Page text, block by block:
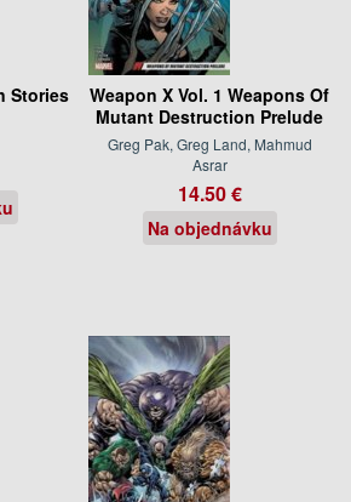
Stories
Weapon X Vol. 1 Weapons Of
Mutant Destruction Prelude
Greg Pak, Greg Land, Mahmud
Asrar
14.50 €
Na objednávku